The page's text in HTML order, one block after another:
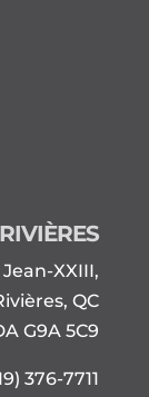
XXIII,
QC
G9A 5C9
376-7711